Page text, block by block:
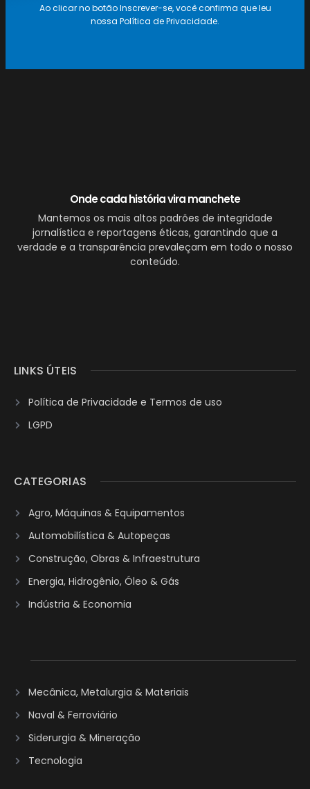
Ao clicar no botão Inscrever-se, você confirma que leu
nossa Política de Privacidade.
Onde cada história vira manchete
Mantemos os mais altos padrões de integridade
jornalística e reportagens éticas, garantindo que a
verdade e a transparência prevaleçam em todo o nosso
conteúdo.
LINKS ÚTEIS
Política de Privacidade e Termos de uso
LGPD
CATEGORIAS
Agro, Máquinas & Equipamentos
Automobilística & Autopeças
Construção, Obras & Infraestrutura
Energia, Hidrogênio, Óleo & Gás
Indústria & Economia
Mecânica, Metalurgia & Materiais
Naval & Ferroviário
Siderurgia & Mineração
Tecnologia